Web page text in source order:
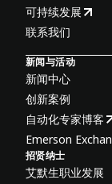
可持续发展
联系我们
新闻与活动
新闻中心
创新案例
自动化专家博客
Emerson
招贤纳士
艾默生职业发展